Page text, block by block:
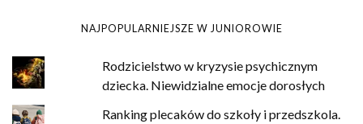
NAJPOPULARNIEJSZE W JUNIOROWIE
Rodzicielstwo w kryzysie psychicznym
dziecka. Niewidzialne emocje dorosłych
Ranking plecaków do szkoły i przedszkola.